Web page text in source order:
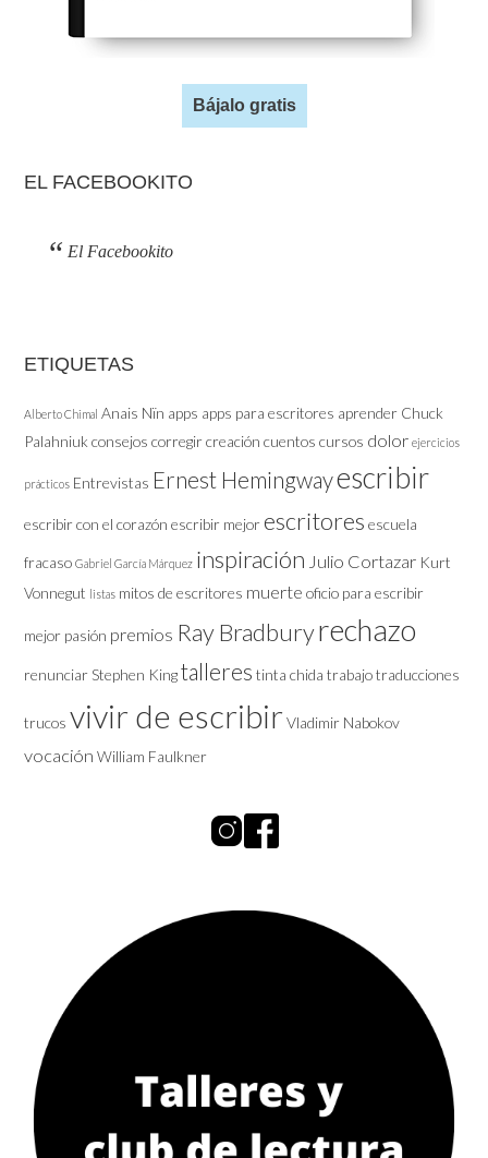
Bájalo gratis
EL FACEBOOKITO
El Facebookito
ETIQUETAS
Alberto Chimal Anais Nïn apps apps para escritores aprender Chuck
Palahniuk consejos corregircreación cuentos cursos dolor ejercicios
prácticos Entrevistas Ernest Hemingwayescribir
escribir con el corazón escribir mejor escritores escuela
fracaso Gabriel García Márquez inspiración Julio Cortazar Kurt
Vonnegut listas mitos de escritores muerte oficio para escribir
mejor pasión premios Ray Bradburyrechazo
renunciar Stephen Kingtalleres tinta chida trabajotraducciones
trucos vivir de escribirVladimir Nabokov
vocación William Faulkner